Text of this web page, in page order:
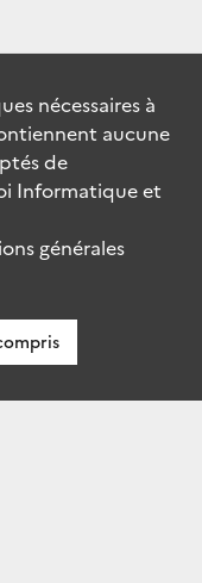
nécessaires à
aucune
de
Informatique et
générales